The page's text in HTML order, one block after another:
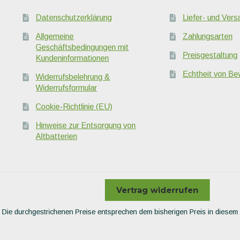
Datenschutzerklärung
Allgemeine
Geschäftsbedingungen mit
Kundeninformationen
Widerrufsbelehrung &
Widerrufsformular
Cookie-Richtlinie (EU)
Hinweise zur Entsorgung von
Altbatterien
Liefer- und
Zahlungsarten
Preisgestaltung
Echtheit von
Vertrag widerrufen
Die durchgestrichenen Preise entsprechen dem bisherigen Preis in diesem